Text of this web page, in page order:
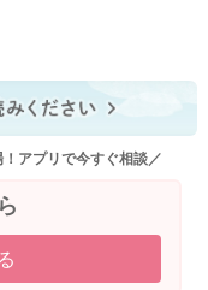
アプリで今すぐ相談／